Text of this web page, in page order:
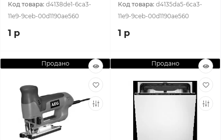
Код товара: d4138de1-6ca3-
11e9-9ceb-00d1190ae560
1 р
Код товара: d4135da5-6ca3-
11e9-9ceb-00d1190ae560
1 р
Продано Продано